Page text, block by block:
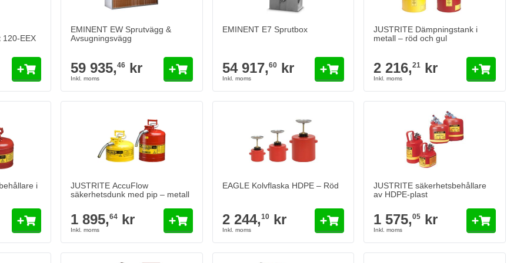
120-EEX
EMINENT EW Sprutvägg &
Avsugningsvägg
59 935,46 kr
EMINENT E7 Sprutbox
54 917,60kr
JUSTRITE Dämpningstank i
metall – röd och gul
2 216,21 kr
Lägg till i kundvagn
i
Config Color
Lägg till i kundvagn
JUSTRITE AccuFlow
säkerhetsdunk med pip – metall
1 895,64 kr
EAGLE Kolvflaska HDPE – Röd
2 244,10kr
JUSTRITE säkerhetsbehållare
av HDPE-plast
1 575,05 kr